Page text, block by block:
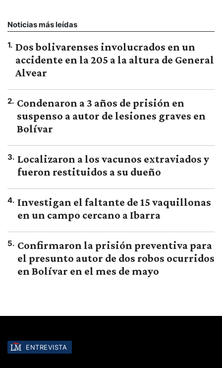
Noticias más leídas
1. Dos bolivarenses involucrados en un
accidente en la 205 a la altura de General
Alvear
2. Condenaron a 3 años de prisión en
suspenso a autor de lesiones graves en
Bolívar
3. Localizaron a los vacunos extraviados y
fueron restituidos a su dueño
4. Investigan el faltante de 15 vaquillonas
en un campo cercano a Ibarra
5. Confirmaron la prisión preventiva para
el presunto autor de dos robos ocurridos
en Bolívar en el mes de mayo
ENTREVISTA